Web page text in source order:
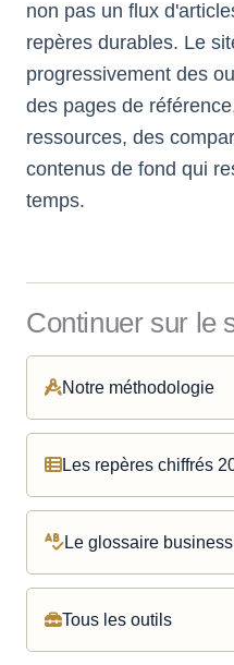
non pas un flux
repères durables. Le
progressivement des
des pages de
ressources, des
contenus de fond qui
temps.
Continuer sur le
Notre méthodologie
Les repères chiffrés
Le glossaire business
Tous les outils